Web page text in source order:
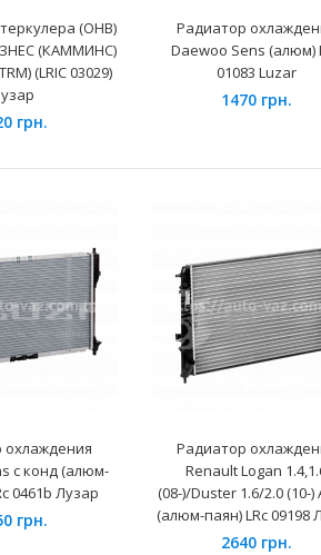
Daewoo Sens
паяный) LRc
1875
(ОНВ)
(КАММИНС)
(LRIC 03029)
грн.
Радиатор
Daewoo Sens (алюм)
01083 Luzar
1470 грн.
охлаждения
с конд (алюм-
0461b Лузар
грн.
Радиатор
Renault Logan
(08-)/Duster 1.6/2.0 (10-
(алюм-паян) LRc 09198
2640 грн.